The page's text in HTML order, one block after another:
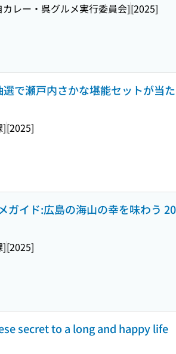
カレー・呉グルメ実行委員会][2025]
で瀬戸内さかな堪能セットが当
][2025]
ガイド:広島の海山の幸を味わう
][2025]
secret to a long and happy life